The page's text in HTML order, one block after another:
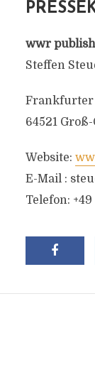
wwr
Steffen
Frankfurter
64521
Website:
E-Mail :
Telefon: